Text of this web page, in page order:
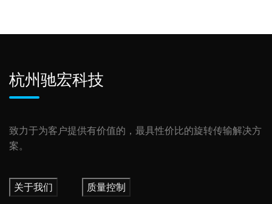
杭州驰宏科技
致力于为客户提供有价值的，最具性价比的旋转传输解决方
案。
关于我们 质量控制